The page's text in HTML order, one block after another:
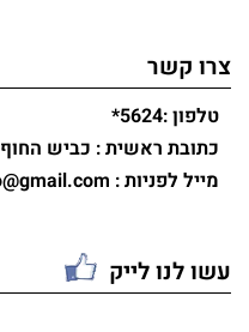
צרו קשר
טלפון :*5624
כתובת ראשית : כביש החוף 2 תחנת דלק סונול נתניה
מייל לפניות : buy5624go@gmail.com
עשו לנו לייק